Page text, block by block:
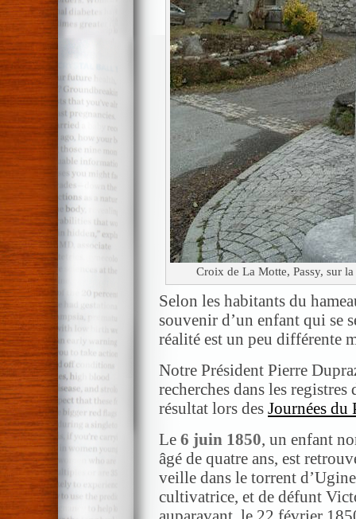
Croix de La Motte, Passy, sur
Selon les habitants du
souvenir d’un enfant qui se
réalité est un peu différente
Notre Président Pierre
recherches dans les
résultat lors des Journées du
Le 6 juin 1850, un enfant
âgé de quatre ans, est
veille dans le torrent
cultivatrice, et de défunt